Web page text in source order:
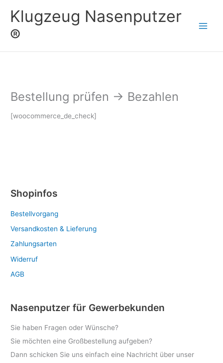
InhaltKlugzeug Nasenputzer
®
Bestellung prüfen → Bezahlen
[woocommerce_de_check]
Shopinfos
Bestellvorgang
Versandkosten & Lieferung
Zahlungsarten
Widerruf
AGB
Nasenputzer für Gewerbekunden
Sie haben Fragen oder Wünsche?
Sie möchten eine Großbestellung aufgeben?
Dann schicken Sie uns einfach eine Nachricht über unser